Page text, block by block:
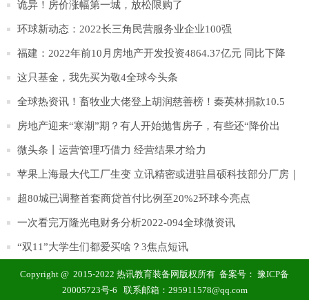
诡异！房价涨幅第一城，放松限购了
环球新动态：2022长三角民营服务业企业100强
福建：2022年前10月房地产开发投资4864.37亿元 同比下降
8.5%
这只基金，我先买为敬4全球今头条
全球热资讯！畜牧业大佬登上胡润慈善榜！秦英林捐款10.5
亿、邵根伙6.6亿
房地产迎来“寒潮”期？有人开始抛售房子，有些还“降价出
售”？
微头条丨运营管理巧借力 经营结果才给力
苹果上海最大代工厂生变 立讯精密或进驻昌硕科技部分厂房｜
深度
超80城已调整首套商贷首付比例至20%2环球今亮点
一次看完万隆光电财务分析2022-094全球微资讯
“双11”大学生们都爱买啥？3焦点短讯
Copyright @ 2015-2022 热讯教育装备网版权所有 备案号： 豫ICP备
20005723号-6 联系邮箱：295911578@qq.com